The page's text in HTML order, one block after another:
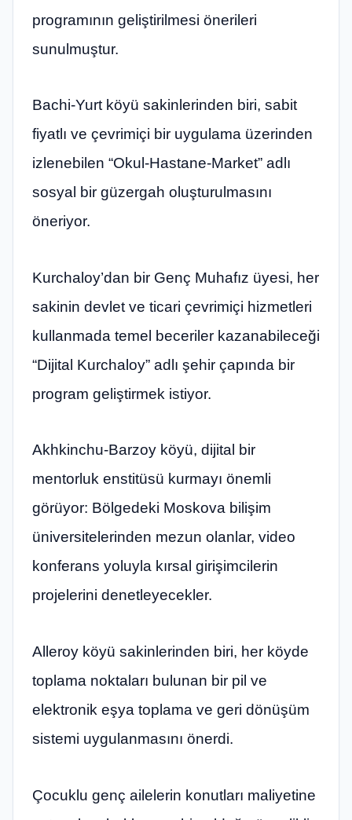
programının geliştirilmesi önerileri
sunulmuştur.
Bachi-Yurt köyü sakinlerinden biri, sabit
fiyatlı ve çevrimiçi bir uygulama üzerinden
izlenebilen “Okul-Hastane-Market” adlı
sosyal bir güzergah oluşturulmasını
öneriyor.
Kurchaloy’dan bir Genç Muhafız üyesi, her
sakinin devlet ve ticari çevrimiçi hizmetleri
kullanmada temel beceriler kazanabileceği
“Dijital Kurchaloy” adlı şehir çapında bir
program geliştirmek istiyor.
Akhkinchu-Barzoy köyü, dijital bir
mentorluk enstitüsü kurmayı önemli
görüyor: Bölgedeki Moskova bilişim
üniversitelerinden mezun olanlar, video
konferans yoluyla kırsal girişimcilerin
projelerini denetleyecekler.
Alleroy köyü sakinlerinden biri, her köyde
toplama noktaları bulunan bir pil ve
elektronik eşya toplama ve geri dönüşüm
sistemi uygulanmasını önerdi.
Çocuklu genç ailelerin konutları maliyetine